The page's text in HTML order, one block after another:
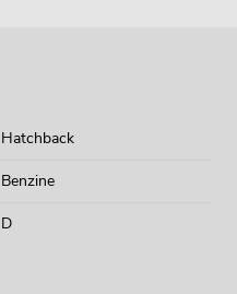
Hatchback
Benzine
D